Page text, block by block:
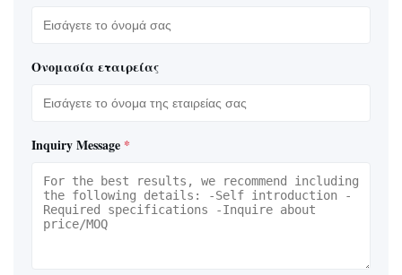
Ονομασία εταιρείας
Inquiry Message *